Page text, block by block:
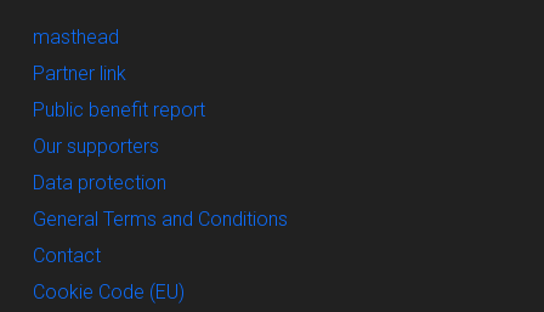
masthead
Partner link
Public benefit report
Our supporters
Data protection
General Terms and Conditions
Contact
Cookie Code (EU)